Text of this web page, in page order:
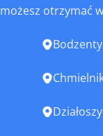
otrzymać